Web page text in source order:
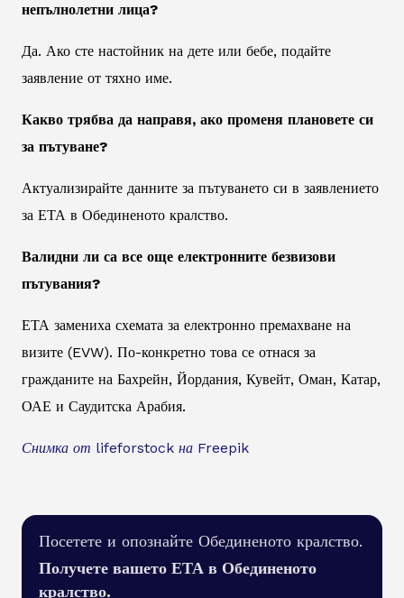
непълнолетни лица?
Да. Ако сте настойник на дете или бебе, подайте
заявление от тяхно име.
Какво трябва да направя, ако променя плановете си
за пътуване?
Актуализирайте данните за пътуването си в заявлението
за ЕТА в Обединеното кралство.
Валидни ли са все още електронните безвизови
пътувания?
ЕТА замениха схемата за електронно премахване на
визите (EVW). По-конкретно това се отнася за
гражданите на Бахрейн, Йордания, Кувейт, Оман, Катар,
ОАЕ и Саудитска Арабия.
Снимка от lifeforstock на Freepik
Посетете и опознайте Обединеното кралство.
Получете вашето ЕТА в Обединеното
кралство.